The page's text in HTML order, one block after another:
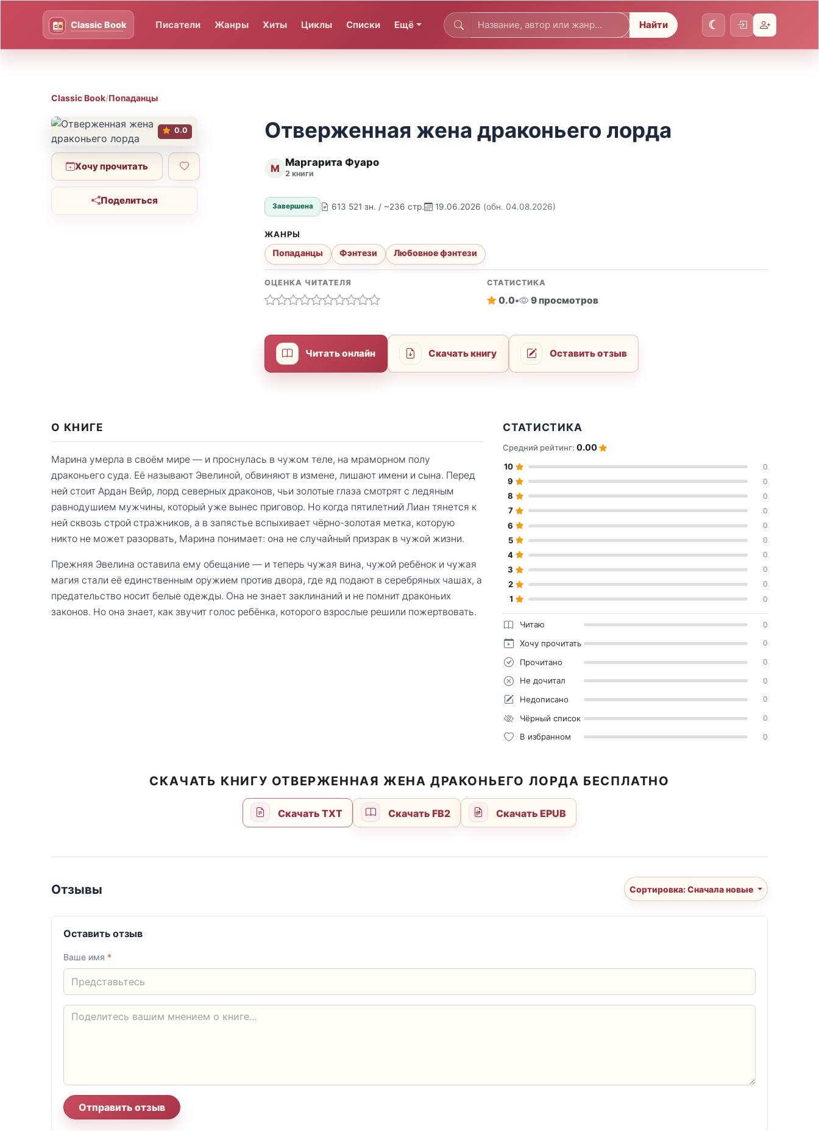
Писатели Жанры Хиты Циклы Списки Ещё Найти
Classic Book/Попаданцы
0.0
Хочу прочитать
Поделиться
Отверженная жена драконьего лорда
М Маргарита Фуаро
2 книги
Завершена 613 521 зн. / ~236 стр. 19.06.2026 (обн. 04.08.2026)
ЖАНРЫ
Попаданцы Фэнтези Любовное фэнтези
ОЦЕНКА ЧИТАТЕЛЯ СТАТИСТИКА
0.0• 9 просмотров
Читать онлайн Скачать книгу Оставить отзыв
О КНИГЕ
Марина умерла в своём мире — и проснулась в чужом теле, на мраморном полу
драконьего суда. Её называют Эвелиной, обвиняют в измене, лишают имени и сына. Перед
ней стоит Ардан Вейр, лорд северных драконов, чьи золотые глаза смотрят с ледяным
равнодушием мужчины, который уже вынес приговор. Но когда пятилетний Лиан тянется к
ней сквозь строй стражников, а в запястье вспыхивает чёрно-золотая метка, которую
никто не может разорвать, Марина понимает: она не случайный призрак в чужой жизни.
Прежняя Эвелина оставила ему обещание — и теперь чужая вина, чужой ребёнок и чужая
магия стали её единственным оружием против двора, где яд подают в серебряных чашах, а
предательство носит белые одежды. Она не знает заклинаний и не помнит драконьих
законов. Но она знает, как звучит голос ребёнка, которого взрослые решили пожертвовать.
СТАТИСТИКА
Средний рейтинг:0.00
10 0
9 0
8 0
7 0
6 0
5 0
4 0
3 0
2 0
1 0
Читаю 0
Хочу прочитать 0
Прочитано 0
Не дочитал 0
Недописано 0
Чёрный список 0
В избранном 0
СКАЧАТЬ КНИГУ ОТВЕРЖЕННАЯ ЖЕНА ДРАКОНЬЕГО ЛОРДА БЕСПЛАТНО
Скачать TXT Скачать FB2 Скачать EPUB
Отзывы Сортировка: Сначала новые
Оставить отзыв
Ваше имя *
Отправить отзыв